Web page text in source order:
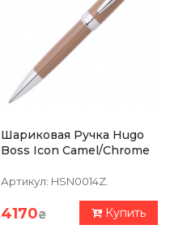
Шариковая Ручка Hugo
Boss Icon Camel/Chrome
Артикул: HSN0014Z.
4170₴ Купить